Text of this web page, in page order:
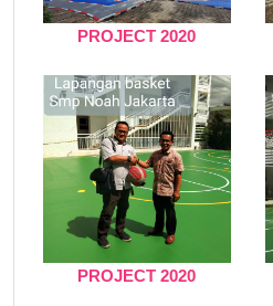
PROJECT 2020
PROJECT 2020